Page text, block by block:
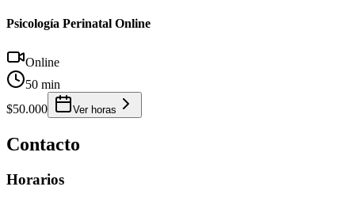
Psicología Perinatal Online
Online
50 min
$50.000
Ver horas
Contacto
Horarios